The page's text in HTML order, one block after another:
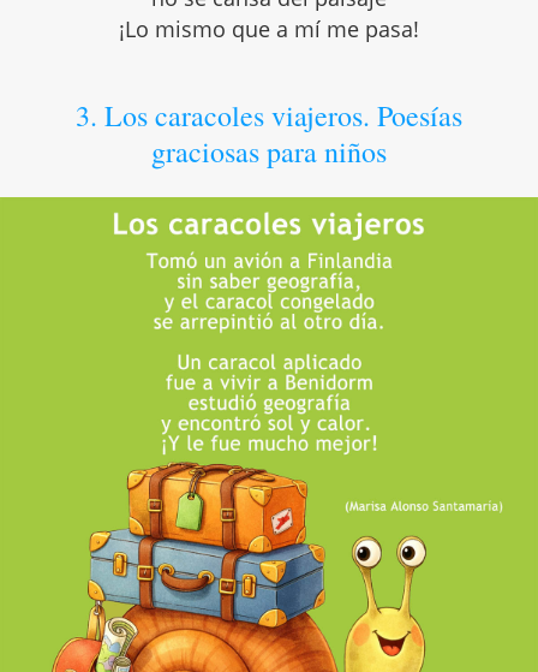
¡Lo mismo que a mí me pasa!
3. Los caracoles viajeros. Poesías
graciosas para niños